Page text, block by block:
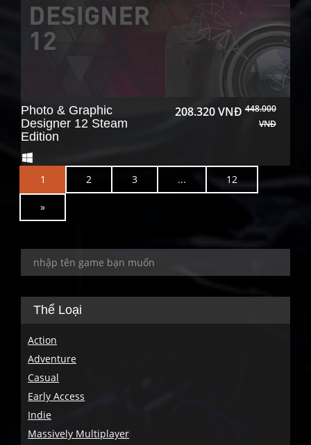
Photo & Graphic
Designer 12 Steam
Edition
208.320 VNĐ 448.000
VNĐ
1 2 3 ... 12
»N
e
t
Thể Loại
Action
Adventure
Casual
Early Access
Indie
Massively Multiplayer